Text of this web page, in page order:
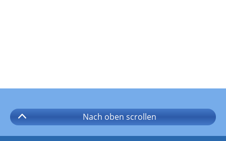
Nach oben scrollen